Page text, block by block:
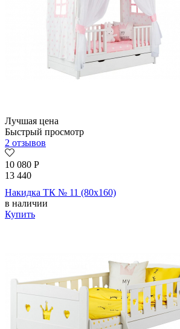
Лучшая цена
Быстрый просмотр
2 отзывов
10 080 Р
13 440
Накидка ТК № 11 (80х160)
в наличии
Купить